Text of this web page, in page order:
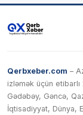
Qerbxeber.com –
izləmək üçün etibarlı
Gədəbəy, Gəncə,
İqtisadiyyat, Dünya,